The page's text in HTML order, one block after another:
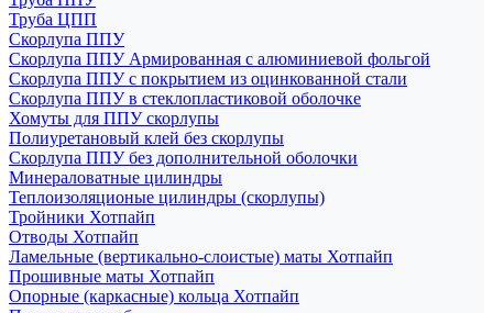
Труба ЦПП
Скорлупа ППУ
Скорлупа ППУ Армированная с алюминиевой фольгой
Скорлупа ППУ с покрытием из оцинкованной стали
Скорлупа ППУ в стеклопластиковой оболочке
Хомуты для ППУ скорлупы
Полиуретановый клей без скорлупы
Скорлупа ППУ без дополнительной оболочки
Минераловатные цилиндры
Теплоизоляционые цилиндры (скорлупы)
Тройники Хотпайп
Отводы Хотпайп
Ламельные (вертикально-слоистые) маты Хотпайп
Прошивные маты Хотпайп
Опорные (каркасные) кольца Хотпайп